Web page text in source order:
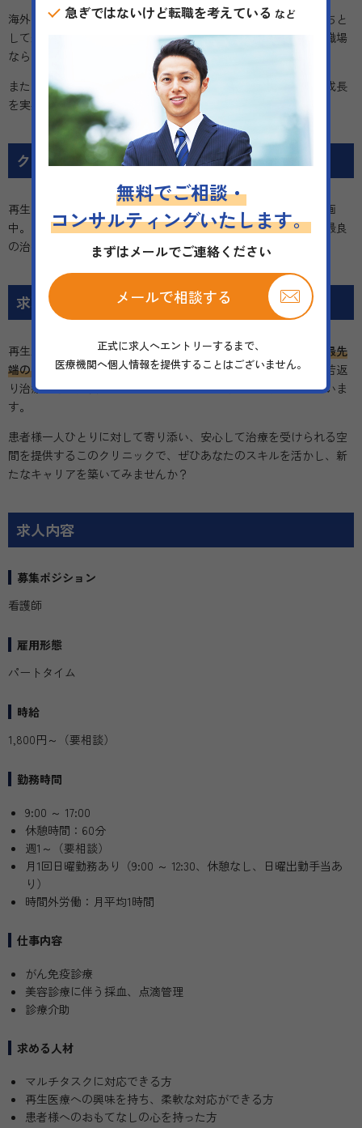
海外からの患者様が多く、特にクリスマスの日には感謝の気持ちと
して差し入れをいただきました。異文化交流ができるのはこの職場
ならではの魅力です。
また、先生が最先端の医療技術を提供されるので、自分自身も成長
を実感できます。
クリニックの未来像
再生医療分野でさらなる発展を目指し、海外への分院展開を計画
中。国際的な医療機関としての地位を確立し、患者様にとって最良
の治療を提供することを目指しています。
求職者の皆様へ
再生未来クリニック神戸は、患者様に寄り添うケアを追求し、最先
端の再生医療技術を提供するクリニックです。がん免疫療法や若返
り治療など、高度な医療技術に触れながら働ける環境が整っていま
す。
患者様一人ひとりに対して寄り添い、安心して治療を受けられる空
間を提供するこのクリニックで、ぜひあなたのスキルを活かし、新
たなキャリアを築いてみませんか？
求人内容
募集ポジション
看護師
雇用形態
パートタイム
時給
1,800円～（要相談）
勤務時間
9:00 ～ 17:00
休憩時間：60分
週1～（要相談）
月1回日曜勤務あり（9:00 ～ 12:30、休憩なし、日曜出勤手当あ
り）
時間外労働：月平均1時間
仕事内容
がん免疫診療
美容診療に伴う採血、点滴管理
診療介助
求める人材
マルチタスクに対応できる方
再生医療への興味を持ち、柔軟な対応ができる方
患者様へのおもてなしの心を持った方
急ぎではないけど転職を考えている など
無料でご相談・
コンサルティングいたします。
まずはメールでご連絡ください
メールで相談する
正式に求人へエントリーするまで、
医療機関へ個人情報を提供することはございません。